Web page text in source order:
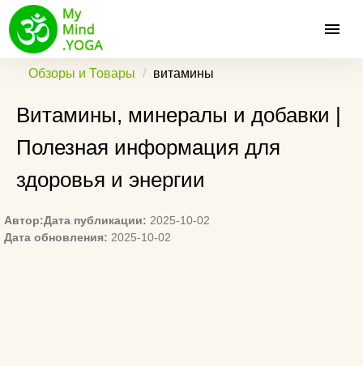
Обзоры и Товары витамины
Витамины, минералы и добавки |
Полезная информация для
здоровья и энергии
Автор:Дата публикации: 2025-10-02
Дата обновления: 2025-10-02